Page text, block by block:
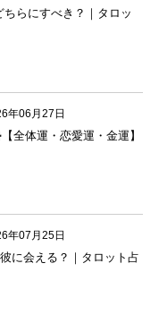
ちらにすべき？｜タロッ
年06月27日
全体運・恋愛運・金運】
年07月25日
に会える？｜タロット占